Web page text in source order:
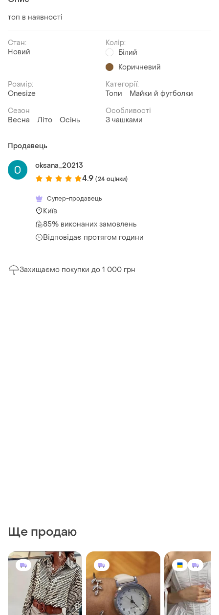
топ в наявності
Стан:
Новий
Колір:
Білий
Коричневий
Розмір:
Onesize
Категорії:
Топи
Майки й футболки
Сезон
Весна
Літо Осінь
Особливості
З чашками
Продавець
oksana_20213
4.9 (24 оцінки)
Супер-продавець
Київ
85% виконаних замовлень
Відповідає протягом години
Захищаємо покупки до 1 000 грн
Ще продаю